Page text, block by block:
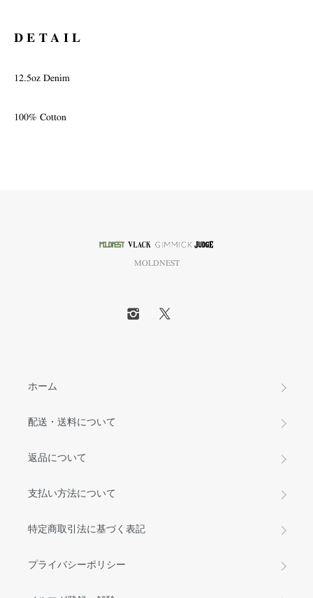
DETAIL
12.5oz Denim
100% Cotton
MOLDNEST
ホーム
配送・送料について
返品について
支払い方法について
特定商取引法に基づく表記
プライバシーポリシー